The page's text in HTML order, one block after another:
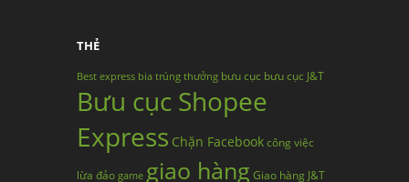
THẺ
Best express bia trúng thưởng bưu cục bưu cục J&T
Bưu cục Shopee
Express Chặn Facebookcông việc
lừa đảo game giao hàng Giao hàng J&T